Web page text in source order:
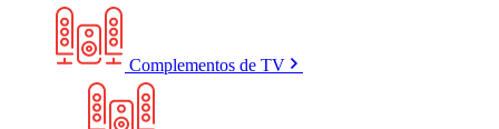
Complementos de TV